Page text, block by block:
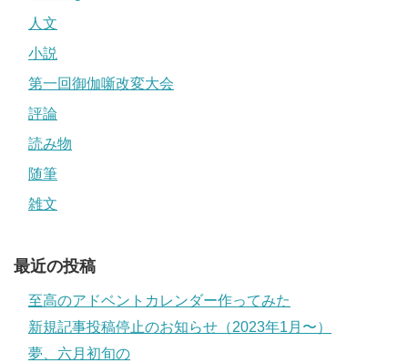
人文
小説
第一回御伽噺改変大会
評論
読み物
随筆
雑文
最近の投稿
至高のアドベントカレンダー作ってみた
新規記事投稿停止のお知らせ（2023年1月〜）
夢、六月初旬の